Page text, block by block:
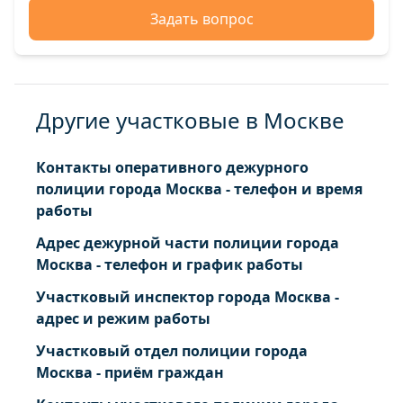
Задать вопрос
Другие участковые в Москве
Контакты оперативного дежурного
полиции города Москва - телефон и время
работы
Адрес дежурной части полиции города
Москва - телефон и график работы
Участковый инспектор города Москва -
адрес и режим работы
Участковый отдел полиции города
Москва - приём граждан